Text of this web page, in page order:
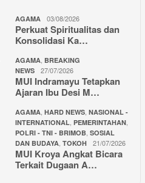
AGAMA 03/08/2026
Perkuat Spiritualitas dan
Konsolidasi Ka…
AGAMA BREAKING
NEWS
27/07/2026
MUI Indramayu Tetapkan
Ajaran Ibu Desi M…
AGAMA HARD NEWS NASIONAL -
INTERNATIONAL PEMERINTAHAN
POLRI - TNI - BRIMOB SOSIAL
DAN BUDAYA TOKOH 21/07/2026
MUI Kroya Angkat Bicara
Terkait Dugaan A…